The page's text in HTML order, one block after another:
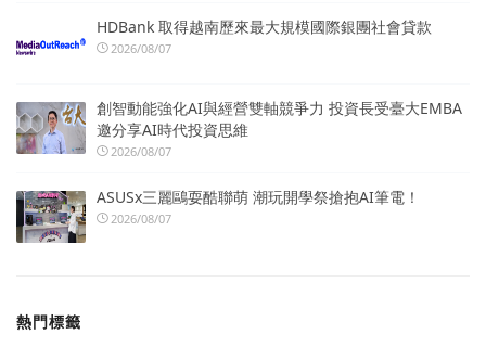
HDBank 取得越南歷來最大規模國際銀團社會貸款
2026/08/07
創智動能強化AI與經營雙軸競爭力 投資長受臺大EMBA
邀分享AI時代投資思維
2026/08/07
ASUSx三麗鷗耍酷聯萌 潮玩開學祭搶抱AI筆電！
2026/08/07
熱門標籤